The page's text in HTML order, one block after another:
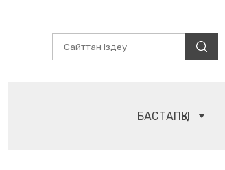
БАСТАПҚЫ